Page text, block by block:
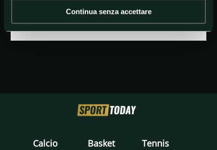
Continua senza accettare
Calcio Basket Tennis